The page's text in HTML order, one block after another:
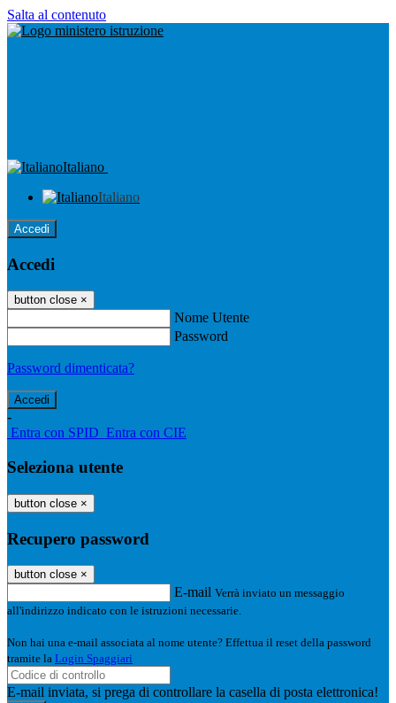
Salta al contenuto
Italiano
Italiano
Accedi
Accedi
button close ×
Nome Utente
Password
Password dimenticata?
-
Entra con SPID Entra con CIE
Seleziona utente
button close ×
Recupero password
button close ×
E-mail Verrà inviato un messaggio
all'indirizzo indicato con le istruzioni necessarie.
Non hai una e-mail associata al nome utente? Effettua il reset della password
tramite la Login Spaggiari
E-mail inviata, si prega di controllare la casella di posta elettronica!